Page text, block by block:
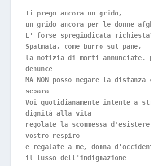
Ti prego ancora un grido,
un grido ancora per le donne
E' forse spregiudicata
Spalmata, come burro sul pane,
la notizia di morti annunciate,
denunce
MA NON posso negare la
separa
Voi quotidianamente intente a
dignità alla vita
regolate la scommessa d'esistere
vostro respiro
e regalate a me, donna
il lusso dell'indignazione